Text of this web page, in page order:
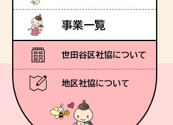
事業一覧
世田谷区社協について
地区社協について